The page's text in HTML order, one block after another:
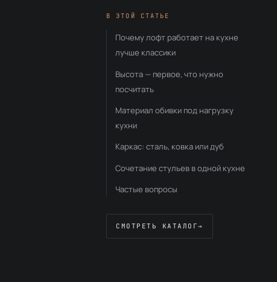
В ЭТОЙ СТАТЬЕ
Почему лофт работает на кухне
лучше классики
Высота — первое, что нужно
посчитать
Материал обивки под нагрузку
кухни
Каркас: сталь, ковка или дуб
Сочетание стульев в одной кухне
Частые вопросы
СМОТРЕТЬ КАТАЛОГ→